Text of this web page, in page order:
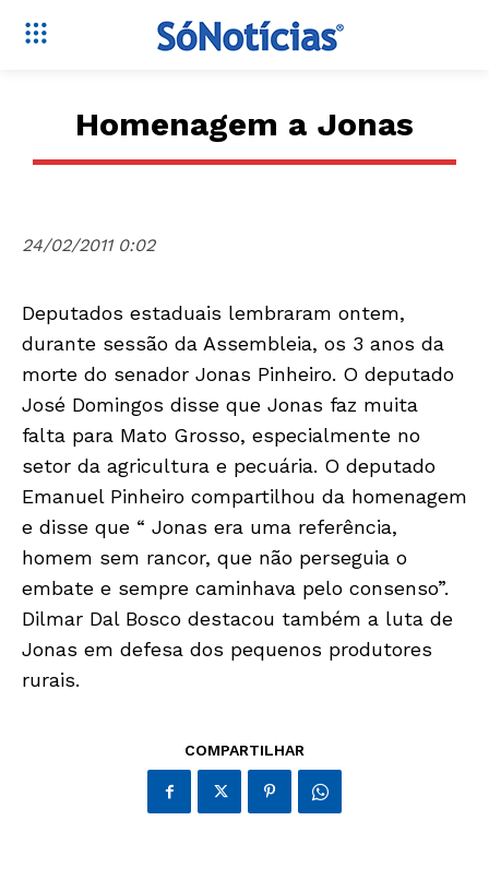
Só Notícias
Homenagem a Jonas
24/02/2011 0:02
Deputados estaduais lembraram ontem,
durante sessão da Assembleia, os 3 anos da
morte do senador Jonas Pinheiro. O deputado
José Domingos disse que Jonas faz muita
falta para Mato Grosso, especialmente no
setor da agricultura e pecuária. O deputado
Emanuel Pinheiro compartilhou da homenagem
e disse que “ Jonas era uma referência,
homem sem rancor, que não perseguia o
embate e sempre caminhava pelo consenso”.
Dilmar Dal Bosco destacou também a luta de
Jonas em defesa dos pequenos produtores
rurais.
COMPARTILHAR